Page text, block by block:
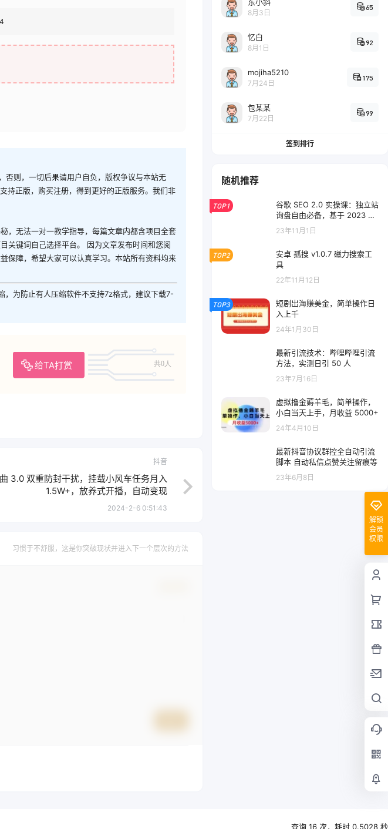
否则，一切后果请用户自负，版权争议与本站无
持正版，购买注册，得到更好的正版服务。我们非
，无法一对一教学指导，每篇文章内都含项目全套
关键词自己选择平台。 因为文章发布时间和您阅
保障，希望大家可以认真学习。本站所有资料均来
，为防止有人压缩软件不支持7z格式，建议下载7-
给TA打赏 共0人
抖音
3.0 双重防封干扰，挂载小风车任务月入
1.5W+，放养式开播，自动变现
2024-2-6 0:51:43
习惯于不舒服，这是你突破现状并进入下一个层次的方法
8月3日
65
忆白
8月1日
92
mojiha5210
7月24日
175
包某某
7月22日
99
签到排行
随机推荐
TOP1
谷歌 SEO 2.0 实操课：独立站
询盘自由必备，基于 2023 谷
歌最新算法录制（共 94 节）
23年11月1日
TOP2
安卓 孤搜 v1.0.7 磁力搜索工
具
22年11月12日
TOP3
短剧出海赚美金，简单操作日
入上千
24年1月30日
最新引流技术：哔哩哔哩引流
方法，实测日引 50 人
23年7月16日
虚拟撸金薅羊毛，简单操作，
小白当天上手，月收益 5000+
24年4月10日
最新抖音协议群控全自动引流
脚本 自动私信点赞关注留痕等
23年6月8日
解锁
会员
权限
查询 16 次，耗时 0.5028 秒